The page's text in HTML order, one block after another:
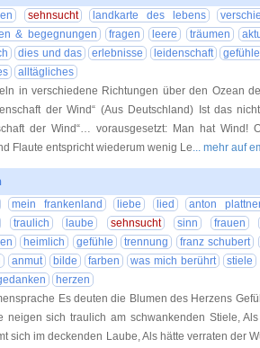
sehnsucht landkarte des lebens
& begegnungen
fragen leere träumen
dies und das erlebnisse leidenschaft
gefühle
alltägliches
in verschiedene Richtungen über den Ozean
der Wind“ (Aus Deutschland) Ist das
der Wind“… vorausgesetzt: Man hat Wind!
Flaute entspricht wiederum wenig Le... mehr auf
mein frankenland liebe lied
anton
traulich laube sehnsucht sinn
frauen
heimlich gefühle trennung
franz schubert
anmut bilde farben was mich berührt
stiele
herzen
Es deuten die Blumen des Herzens
neigen sich traulich am schwankenden Stiele,
sich im deckenden Laube, Als hätte verraten der